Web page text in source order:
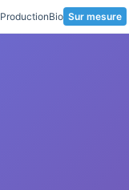
ProductionBio Sur mesure